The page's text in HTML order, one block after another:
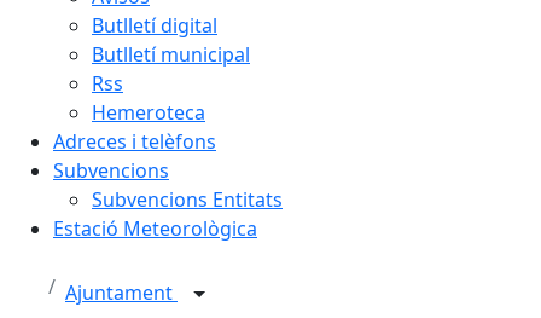
Butlletí digital
Butlletí municipal
Rss
Hemeroteca
Adreces i telèfons
Subvencions
Subvencions Entitats
Estació Meteorològica
Ajuntament